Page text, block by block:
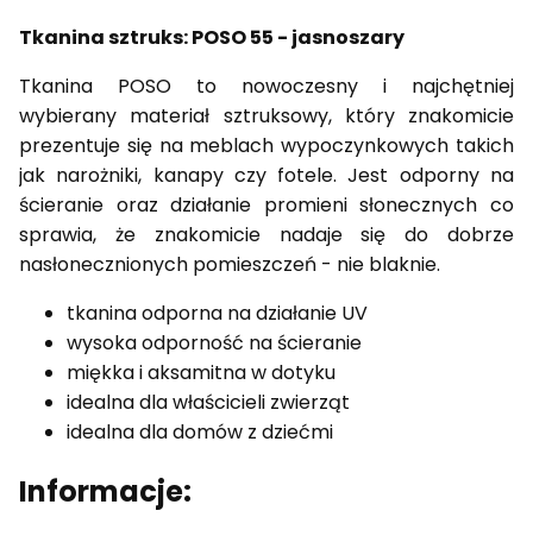
Tkanina sztruks: POSO 55 - jasnoszary
Tkanina POSO to nowoczesny i najchętniej
wybierany materiał sztruksowy, który znakomicie
prezentuje się na meblach wypoczynkowych takich
jak narożniki, kanapy czy fotele. Jest odporny na
ścieranie oraz działanie promieni słonecznych co
sprawia, że znakomicie nadaje się do dobrze
nasłonecznionych pomieszczeń - nie blaknie.
tkanina odporna na działanie UV
wysoka odporność na ścieranie
miękka i aksamitna w dotyku
idealna dla właścicieli zwierząt
idealna dla domów z dziećmi
Informacje: